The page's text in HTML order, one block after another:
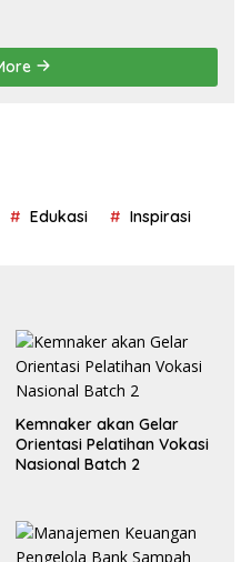
Edukasi Inspirasi
Kemnaker akan Gelar
Orientasi Pelatihan Vokasi
Nasional Batch 2